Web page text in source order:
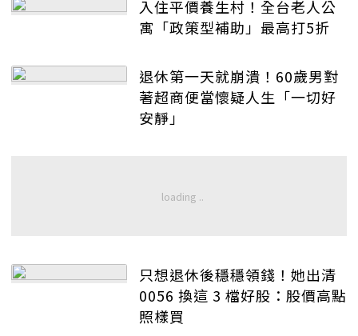
入住平價養生村！全台老人公
寓「政策型補助」最高打5折
退休第一天就崩潰！60歲男對
著超商便當懷疑人生「一切好
安靜」
只想退休後穩穩領錢！她出清
0056 換這 3 檔好股：股價高點
照樣買